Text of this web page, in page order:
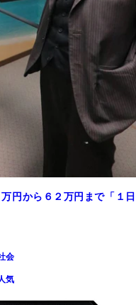
円から６２万円まで「１日
会
気